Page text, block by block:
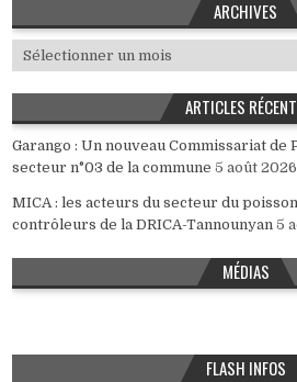
ARCHIVES
Archives
ARTICLES
Garango : Un nouveau Commissariat de
secteur n°03 de la commune 5 août 2026
MICA : les acteurs du secteur du
contrôleurs de la DRICA-Tannounyan 5
MÉDIAS
FLASH INFOS